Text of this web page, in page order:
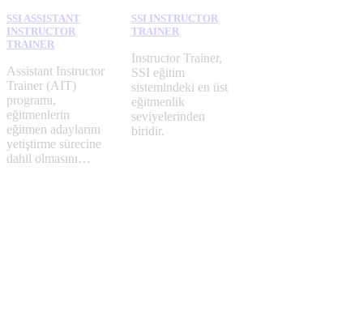
SSI ASSISTANT
INSTRUCTOR
TRAINER
Assistant Instructor
Trainer (AIT)
programı,
eğitmenlerin
eğitmen adaylarını
yetiştirme sürecine
dahil olmasını…
SSI INSTRUCTOR
TRAINER
Instructor Trainer,
SSI eğitim
sistemindeki en üst
eğitmenlik
seviyelerinden
biridir.